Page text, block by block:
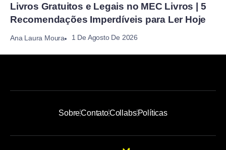
Livros Gratuitos e Legais no MEC Livros | 5
Recomendações Imperdíveis para Ler Hoje
Ana Laura Moura 1 De Agosto De 2026
SobreContatoCollabsPolíticas